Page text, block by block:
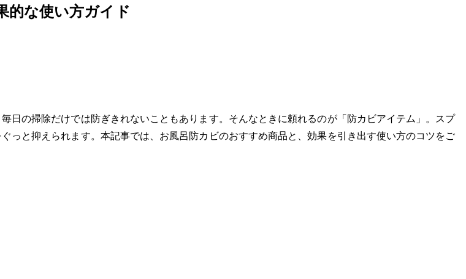
的な使い方ガイド
日の掃除だけでは防ぎきれないこともあります。そんなときに頼れるのが「防カビアイテム」。スプ
っと抑えられます。本記事では、お風呂防カビのおすすめ商品と、効果を引き出す使い方のコツをご